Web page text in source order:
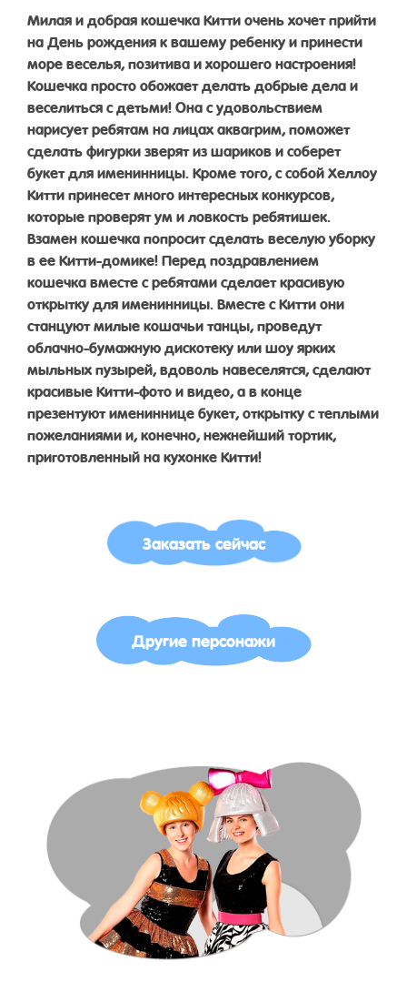
Милая и добрая кошечка Китти очень хочет прийти
на День рождения к вашему ребенку и принести
море веселья, позитива и хорошего настроения!
Кошечка просто обожает делать добрые дела и
веселиться с детьми! Она с удовольствием
нарисует ребятам на лицах аквагрим, поможет
сделать фигурки зверят из шариков и соберет
букет для именинницы. Кроме того, с собой Хеллоу
Китти принесет много интересных конкурсов,
которые проверят ум и ловкость ребятишек.
Взамен кошечка попросит сделать веселую уборку
в ее Китти-домике! Перед поздравлением
кошечка вместе с ребятами сделает красивую
открытку для именинницы. Вместе с Китти они
станцуют милые кошачьи танцы, проведут
облачно-бумажную дискотеку или шоу ярких
мыльных пузырей, вдоволь навеселятся, сделают
красивые Китти-фото и видео, а в конце
презентуют имениннице букет, открытку с теплыми
пожеланиями и, конечно, нежнейший тортик,
приготовленный на кухонке Китти!
Заказать сейчас
Другие персонажи